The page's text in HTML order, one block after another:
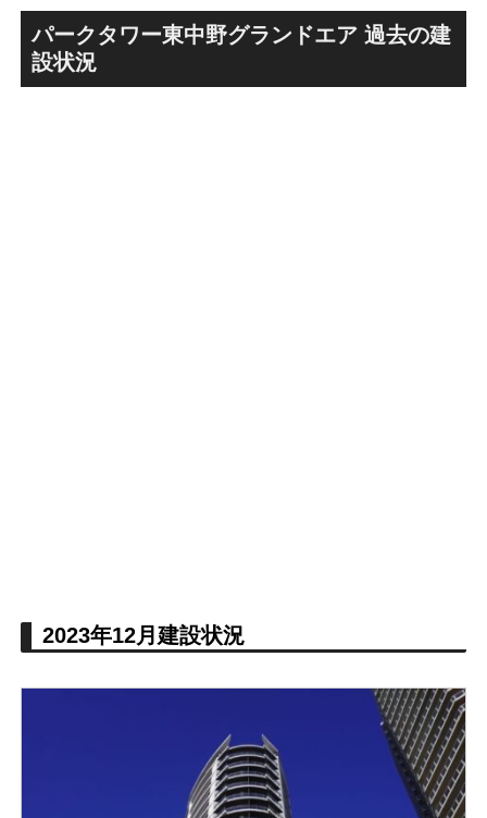
跡地の開発計画や商業ビル建
設進行などにより駅前商業地
が形成へ！！
テル温浴棟」2026年夏時点建
設状況！！天然温泉のほか子
育て・ペット関連の複合施設
パークタワー東中野グランドエア 過去の建
設状況
2023年12月建設状況